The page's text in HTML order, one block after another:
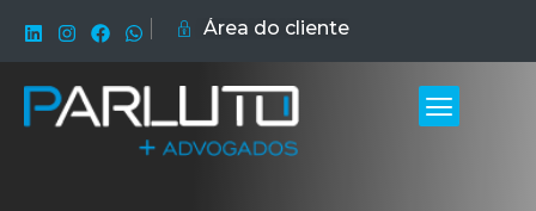
Área do cliente